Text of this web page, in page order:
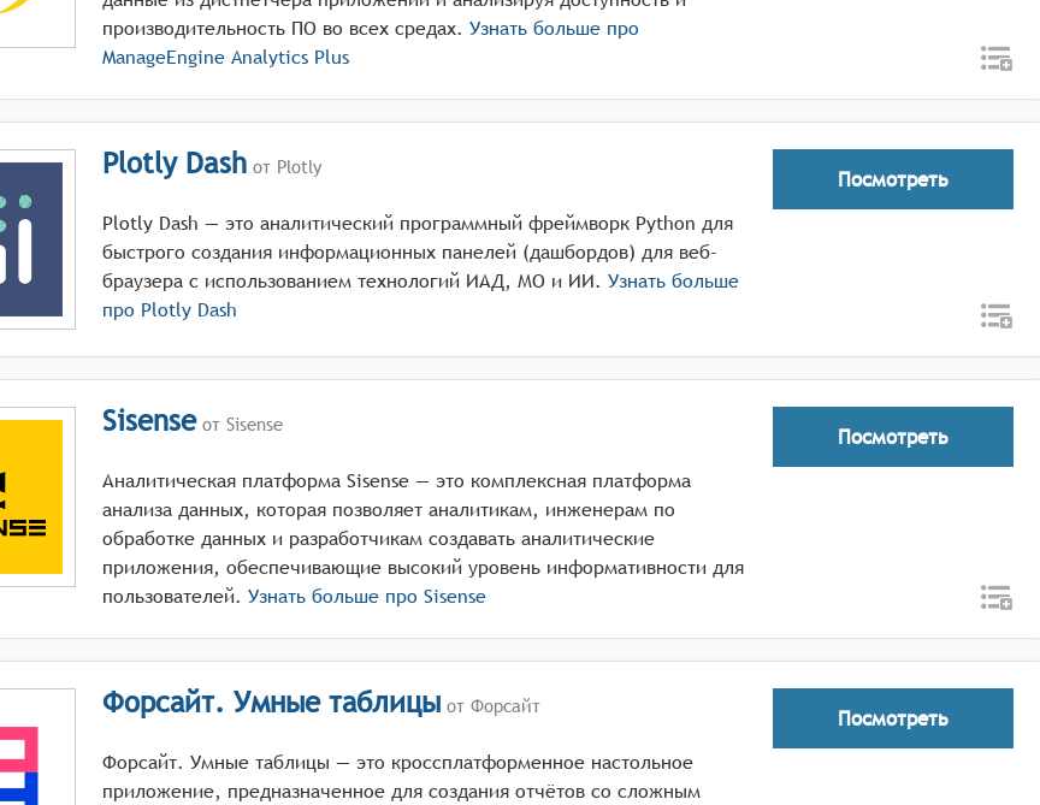
производительность ПО во всех средах. Узнать больше про
ManageEngine Analytics Plus
Plotly Dash от Plotly
Plotly Dash — это аналитический программный фреймворк Python для
быстрого создания информационных панелей (дашбордов) для веб-
браузера с использованием технологий ИАД, МО и ИИ. Узнать больше
про Plotly Dash
Посмотреть
Sisenseот Sisense
Аналитическая платформа Sisense — это комплексная платформа
анализа данных, которая позволяет аналитикам, инженерам по
обработке данных и разработчикам создавать аналитические
приложения, обеспечивающие высокий уровень информативности для
пользователей. Узнать больше про Sisense
Посмотреть
Форсайт. Умные таблицы от Форсайт
Форсайт. Умные таблицы — это кроссплатформенное настольное
приложение, предназначенное для создания отчётов со сложным
Посмотреть